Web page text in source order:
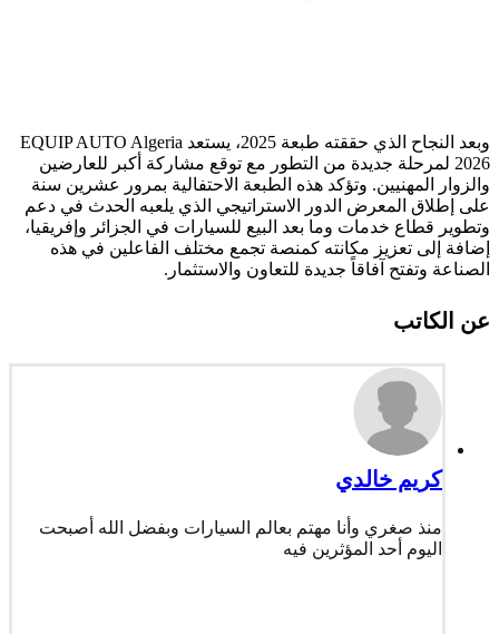
وبعد النجاح الذي حققته طبعة 2025، يستعد EQUIP AUTO Algeria
2026 لمرحلة جديدة من التطور مع توقع مشاركة أكبر للعارضين
والزوار المهنيين. وتؤكد هذه الطبعة الاحتفالية بمرور عشرين سنة
على إطلاق المعرض الدور الاستراتيجي الذي يلعبه الحدث في دعم
وتطوير قطاع خدمات وما بعد البيع للسيارات في الجزائر وإفريقيا،
إضافة إلى تعزيز مكانته كمنصة تجمع مختلف الفاعلين في هذه
الصناعة وتفتح آفاقاً جديدة للتعاون والاستثمار.
عن الكاتب
كريم خالدي
منذ صغري وأنا مهتم بعالم السيارات وبفضل الله أصبحت
اليوم أحد المؤثرين فيه